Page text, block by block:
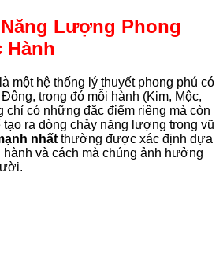
Lượng Phong
Hành
một hệ thống lý thuyết phong phú có
trong đó mỗi hành (Kim, Mộc,
chỉ có những đặc điểm riêng mà còn
ra dòng chảy năng lượng trong vũ
nhất thường được xác định dựa
và cách mà chúng ảnh hưởng